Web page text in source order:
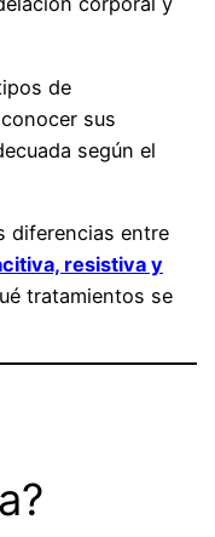
de
sus
según el
diferencias entre
resistiva y
tratamientos se